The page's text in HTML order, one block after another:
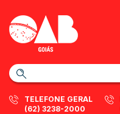
TELEFONE GERAL
(62) 3238-2000